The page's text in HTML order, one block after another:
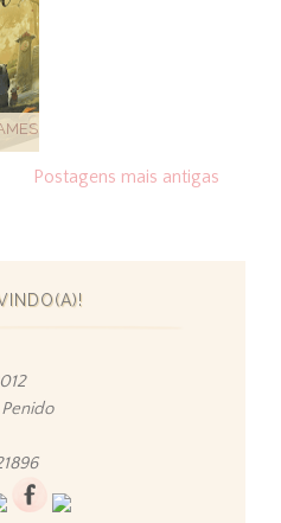
-
Postagens mais antigas